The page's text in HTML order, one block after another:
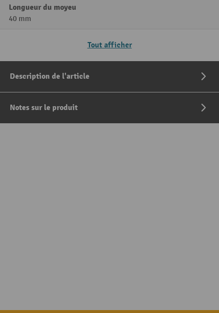
Longueur du moyeu
40 mm
Tout afficher
Description de l'article
Notes sur le produit